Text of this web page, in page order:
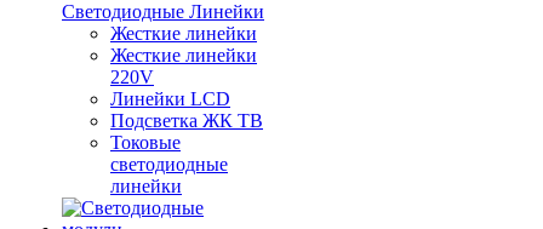
Светодиодные Линейки
Жесткие линейки
Жесткие линейки
220V
Линейки LCD
Подсветка ЖК ТВ
Токовые
светодиодные
линейки